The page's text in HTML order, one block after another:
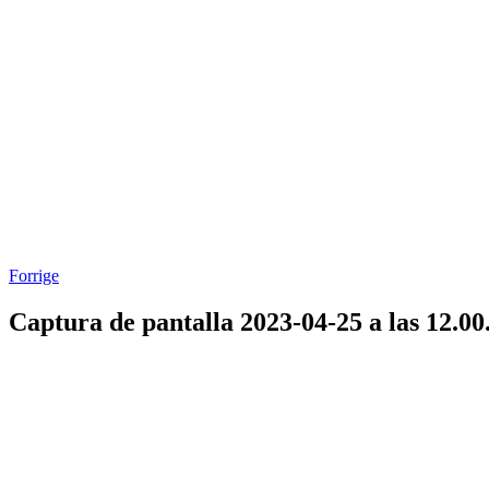
Forrige
Captura de pantalla 2023-04-25 a las